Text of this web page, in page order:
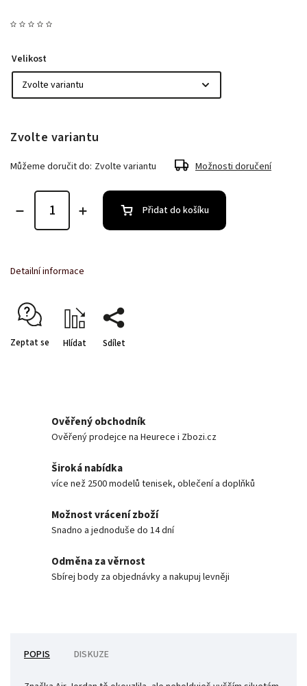
Velikost
Zvolte variantu
Můžeme doručit do: Zvolte variantu Možnosti doručení
Přidat do košíku
Detailní informace
Zeptat se Hlídat Sdílet
Ověřený obchodník
Ověřený prodejce na Heurece i Zbozi.cz
Široká nabídka
více než 2500 modelů tenisek, oblečení a doplňků
Možnost vrácení zboží
Snadno a jednoduše do 14 dní
Odměna za věrnost
Sbírej body za objednávky a nakupuj levněji
POPIS DISKUZE